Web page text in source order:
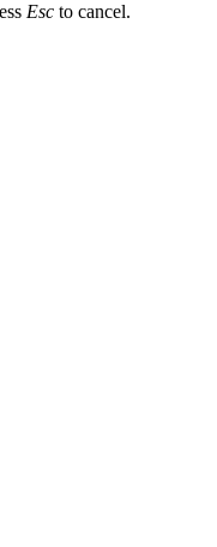
Esc to cancel.